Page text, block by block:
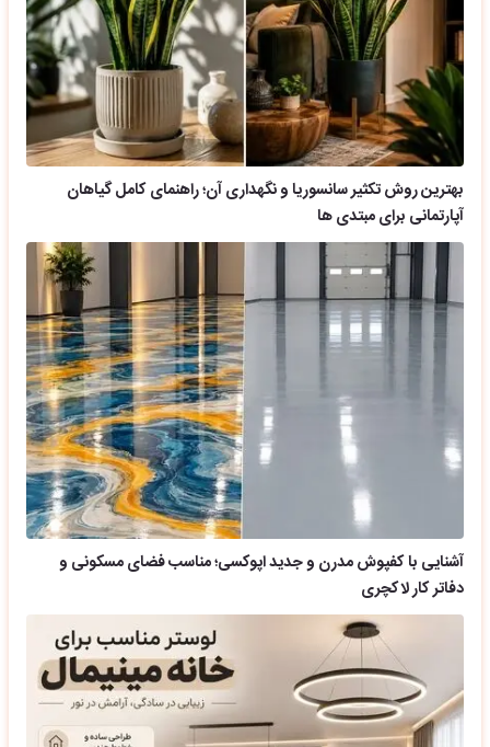
بهترین روش تکثیر سانسوریا و نگهداری آن؛ راهنمای کامل گیاهان
آپارتمانی برای مبتدی ها
آشنایی با کفپوش مدرن و جدید اپوکسی؛ مناسب فضای مسکونی و
دفاتر کار لاکچری